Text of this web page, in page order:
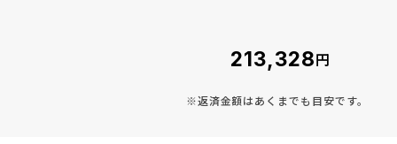
213,328円
※返済金額はあくまでも目安です。